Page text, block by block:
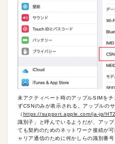
未アクティベート時のアップルSIMを
ずCSNのみが表示される。アップルの
（ https://support.apple.com/ja-jp/
識別子」と呼んでいるようだが、アッ
ても契約のためのネットワーク接続が
ャリア通信のために何かしらの識別番